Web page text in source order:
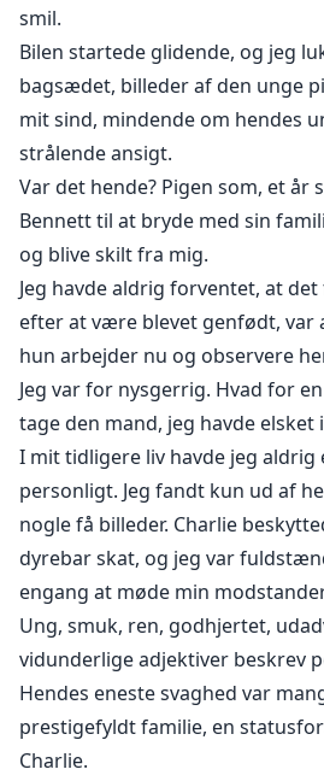
smil.
Bilen startede glidende, og jeg
bagsædet, billeder af den unge
mit sind, mindende om hendes
strålende ansigt.
Var det hende? Pigen som, et år
Bennett til at bryde med sin
og blive skilt fra mig.
Jeg havde aldrig forventet, at
efter at være blevet genfødt, var
hun arbejder nu og observere
Jeg var for nysgerrig. Hvad for
tage den mand, jeg havde elsket
I mit tidligere liv havde jeg
personligt. Jeg fandt kun ud af
nogle få billeder. Charlie
dyrebar skat, og jeg var
engang at møde min
Ung, smuk, ren, godhjertet,
vidunderlige adjektiver beskrev
Hendes eneste svaghed var
prestigefyldt familie, en
Charlie.